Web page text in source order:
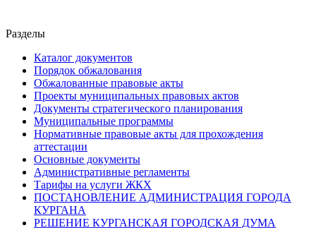
Разделы
Каталог документов
Порядок обжалования
Обжалованные правовые акты
Проекты муниципальных правовых актов
Документы стратегического планирования
Муниципальные программы
Нормативные правовые акты для прохождения
аттестации
Основные документы
Административные регламенты
Тарифы на услуги ЖКХ
ПОСТАНОВЛЕНИЕ АДМИНИСТРАЦИЯ ГОРОДА
КУРГАНА
РЕШЕНИЕ КУРГАНСКАЯ ГОРОДСКАЯ ДУМА